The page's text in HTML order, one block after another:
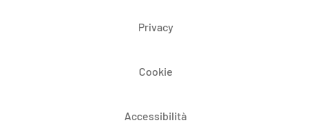
Privacy
Cookie
Accessibilità